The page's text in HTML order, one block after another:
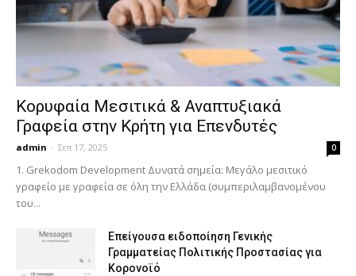
Κορυφαία Μεσιτικά & Αναπτυξιακά
Γραφεία στην Κρήτη για Επενδυτές
admin - Σεπ 17, 2025 0
1. Grekodom Development Δυνατά σημεία: Μεγάλο μεσιτικό
γραφείο με γραφεία σε όλη την Ελλάδα (συμπεριλαμβανομένου
του...
Επείγουσα ειδοποίηση Γενικής
Γραμματείας Πολιτικής Προστασίας για
Κορονοϊό